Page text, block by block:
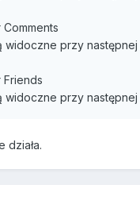
widoczne przy
Friends
widoczne przy
działa.